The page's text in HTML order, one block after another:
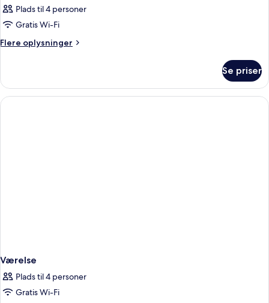
Plads til 4 personer
Gratis Wi-Fi
Flere oplysninger
Flere
Se priser
Værelse
Plads til 4 personer
Gratis Wi-Fi